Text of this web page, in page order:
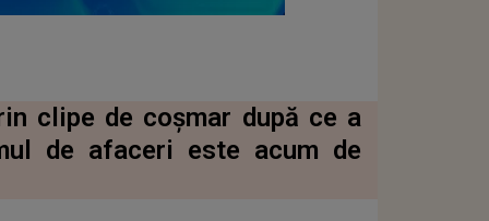
clipe de coșmar după ce a
de afaceri este acum de